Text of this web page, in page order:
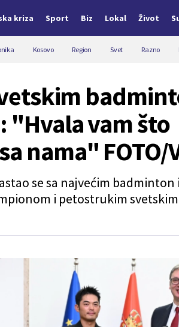
kriza Sport Biz Lokal Život
Kosovo Region Svet Razno
"Hvala vam što
nama" FOTO/
se sa najvećim badminton
i petostrukim